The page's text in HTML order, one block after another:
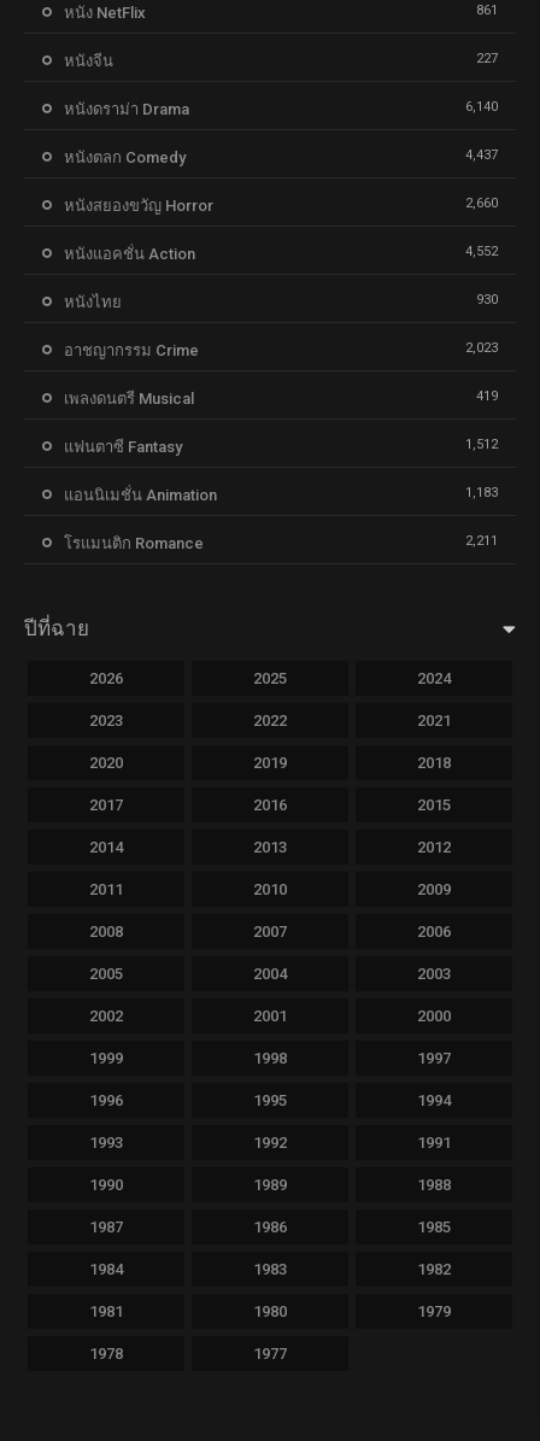
หนัง NetFlix 861
หนังจีน 227
หนังดราม่า Drama 6,140
หนังตลก Comedy 4,437
หนังสยองขวัญ Horror 2,660
หนังแอคชั่น Action 4,552
หนังไทย 930
อาชญากรรม Crime 2,023
เพลงดนตรี Musical 419
แฟนตาซี Fantasy 1,512
แอนนิเมชั่น Animation 1,183
โรแมนติก Romance 2,211
ปีที่ฉาย
2026 2025 2024
2023 2022 2021
2020 2019 2018
2017 2016 2015
2014 2013 2012
2011 2010 2009
2008 2007 2006
2005 2004 2003
2002 2001 2000
1999 1998 1997
1996 1995 1994
1993 1992 1991
1990 1989 1988
1987 1986 1985
1984 1983 1982
1981 1980 1979
1978 1977